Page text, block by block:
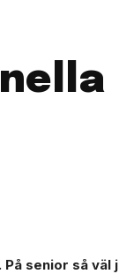
senior så väl